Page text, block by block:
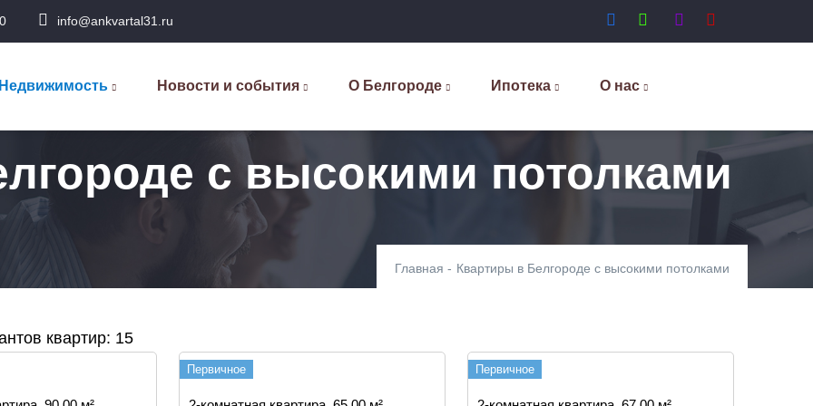
info@ankvartal31.ru
Недвижимость Новости и события О Белгороде Ипотека О нас
с высокими потолками
Главная - Квартиры в Белгороде с высокими потолками
квартир: 15
Первичное Первичное